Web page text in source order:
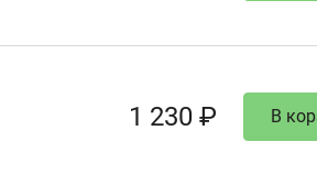
1 230 ₽ В